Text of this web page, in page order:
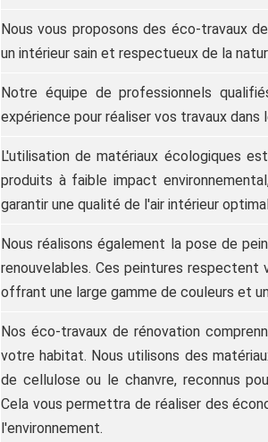
Nous vous proposons des éco-travaux
un intérieur sain et respectueux de la
Notre équipe de professionnels
expérience pour réaliser vos travaux dans
L'utilisation de matériaux écologiques
produits à faible impact
garantir une qualité de l'air intérieur
Nous réalisons également la pose de
renouvelables. Ces peintures
offrant une large gamme de couleurs et
Nos éco-travaux de rénovation
votre habitat. Nous utilisons des
de cellulose ou le chanvre, reconnus
Cela vous permettra de réaliser des
l'environnement.